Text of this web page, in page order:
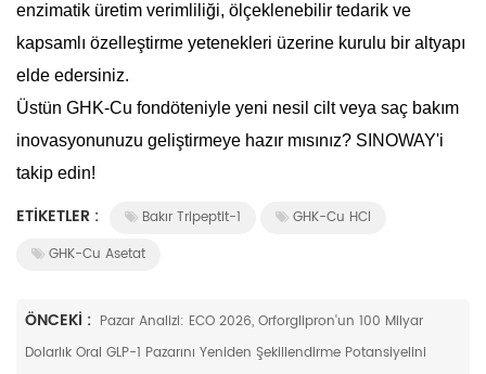
enzimatik üretim verimliliği, ölçeklenebilir tedarik ve
kapsamlı özelleştirme yetenekleri üzerine kurulu bir altyapı
elde edersiniz.
Üstün GHK-Cu fondöteniyle yeni nesil cilt veya saç bakım
inovasyonunuzu geliştirmeye hazır mısınız? SINOWAY'i
takip edin!
ETIKETLER : Bakır Tripeptit-1
GHK-Cu HCl
GHK-Cu Asetat
ÖNCEKI : Pazar Analizi: ECO 2026, Orforglipron'un 100 Milyar
Dolarlık Oral GLP-1 Pazarını Yeniden Şekillendirme Potansiyelini